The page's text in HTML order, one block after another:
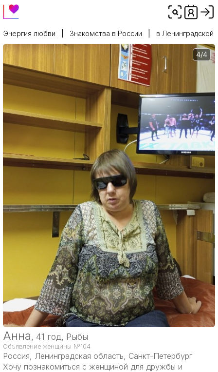
Энергия любви Знакомства в России в Ленинградской
4/4
Анна, 41 год, Рыбы
Объявление женщины №104
Россия, Ленинградская область, Санкт-Петербург
Хочу познакомиться с женщиной для дружбы и